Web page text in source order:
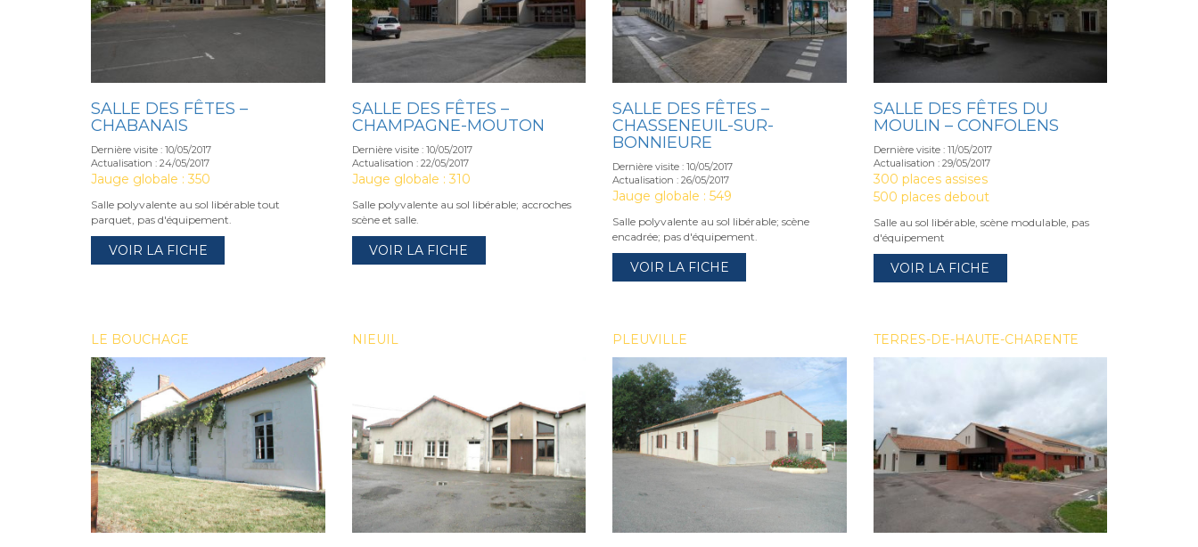
SALLE DES FÊTES –
CHABANAIS
Dernière visite : 10/05/2017
Actualisation : 24/05/2017
Jauge globale : 350
Salle polyvalente au sol libérable tout
parquet, pas d'équipement.
VOIR LA FICHE
SALLE DES FÊTES –
CHAMPAGNE-MOUTON
Dernière visite : 10/05/2017
Actualisation : 22/05/2017
Jauge globale : 310
Salle polyvalente au sol libérable; accroches
scène et salle.
VOIR LA FICHE
SALLE DES FÊTES –
CHASSENEUIL-SUR-
BONNIEURE
Dernière visite : 10/05/2017
Actualisation : 26/05/2017
Jauge globale : 549
Salle polyvalente au sol libérable; scène
encadrée; pas d'équipement.
VOIR LA FICHE
SALLE DES FÊTES DU
MOULIN – CONFOLENS
Dernière visite : 11/05/2017
Actualisation : 29/05/2017
300 places assises
500 places debout
Salle au sol libérable, scène modulable, pas
d'équipement
VOIR LA FICHE
LE BOUCHAGE NIEUIL PLEUVILLE TERRES-DE-HAUTE-CHARENTE